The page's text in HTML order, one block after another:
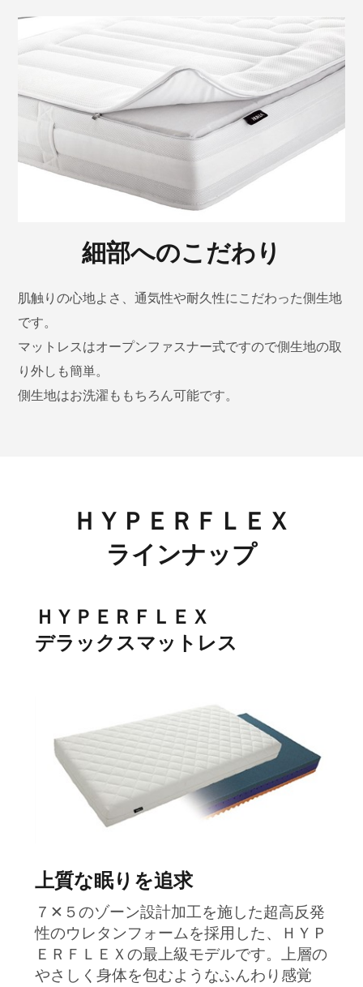
細部へのこだわり
肌触りの心地よさ、通気性や耐久性にこだわった側生地
です。
マットレスはオープンファスナー式ですので側生地の取
り外しも簡単。
側生地はお洗濯ももちろん可能です。
ＨＹＰＥＲＦＬＥＸ
ラインナップ
ＨＹＰＥＲＦＬＥＸ
デラックスマットレス
上質な眠りを追求
７✕５のゾーン設計加工を施した超高反発
性のウレタンフォームを採用した、ＨＹＰ
ＥＲＦＬＥＸの最上級モデルです。上層の
やさしく身体を包むようなふんわり感覚